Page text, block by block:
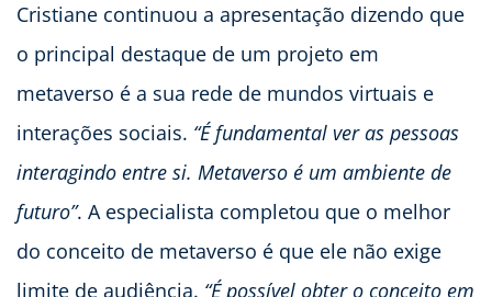
Cristiane continuou a apresentação dizendo que
o principal destaque de um projeto em
metaverso é a sua rede de mundos virtuais e
interações sociais. “É fundamental ver as pessoas
interagindo entre si. Metaverso é um ambiente de
futuro”. A especialista completou que o melhor
do conceito de metaverso é que ele não exige
limite de audiência. “É possível obter o conceito em